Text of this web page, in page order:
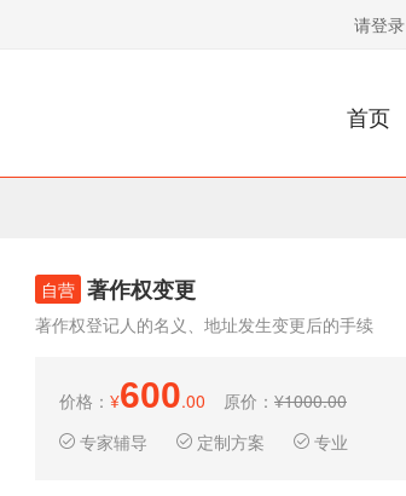
请登录
首页
自营 著作权变更
著作权登记人的名义、地址发生变更后的手续
价格： ¥600.00 原价： ¥1000.00
专家辅导
定制方案 专业